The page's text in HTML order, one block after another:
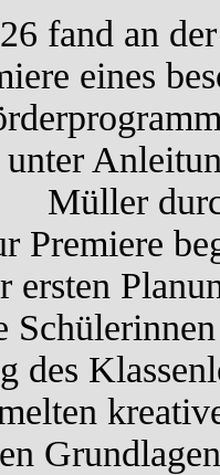
fand an
eines
Müller
Premiere
ersten
des